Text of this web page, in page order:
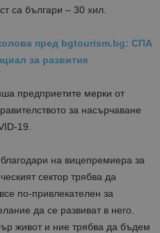
са българи – 30 хил.
пред bgtourism.bg: СПА
за развитие
предприетите мерки от
за насърчаване
19.
на вицепремиера за
сектор трябва да
по-привлекателен за
да се развиват в него.
живот и ние трябва да бъдем